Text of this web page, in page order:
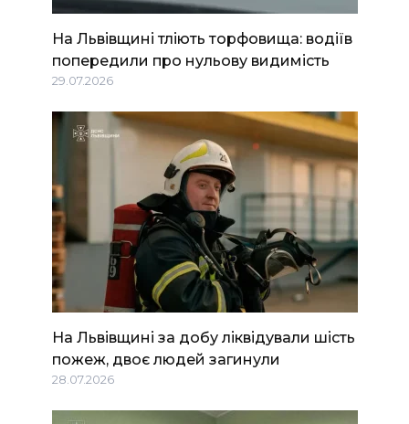
На Львівщині тліють торфовища: водіїв
попередили про нульову видимість
29.07.2026
На Львівщині за добу ліквідували шість
пожеж, двоє людей загинули
28.07.2026